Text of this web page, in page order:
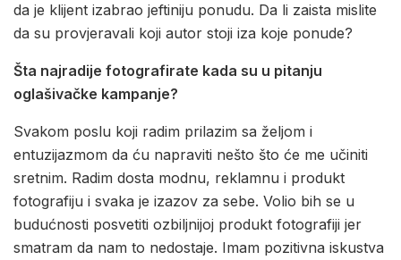
da je klijent izabrao jeftiniju ponudu. Da li zaista mislite
da su provjeravali koji autor stoji iza koje ponude?
Šta najradije fotografirate kada su u pitanju
oglašivačke kampanje?
Svakom poslu koji radim prilazim sa željom i
entuzijazmom da ću napraviti nešto što će me učiniti
sretnim. Radim dosta modnu, reklamnu i produkt
fotografiju i svaka je izazov za sebe. Volio bih se u
budućnosti posvetiti ozbiljnijoj produkt fotografiji jer
smatram da nam to nedostaje. Imam pozitivna iskustva